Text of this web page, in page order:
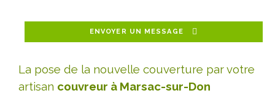
ENVOYER UN MESSAGE
La pose de la nouvelle couverture par votre
artisan couvreur à Marsac-sur-Don